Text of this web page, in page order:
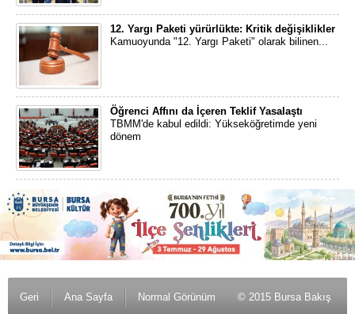
12. Yargı Paketi yürürlükte: Kritik değişiklikler
Kamuoyunda "12. Yargı Paketi" olarak bilinen...
Öğrenci Affını da İçeren Teklif Yasalaştı
TBMM'de kabul edildi: Yükseköğretimde yeni
dönem
Geri Ana Sayfa Normal Görünüm © 2015 Bursa Bakış